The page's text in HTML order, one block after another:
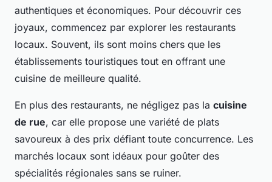
authentiques et économiques. Pour découvrir ces
joyaux, commencez par explorer les restaurants
locaux. Souvent, ils sont moins chers que les
établissements touristiques tout en offrant une
cuisine de meilleure qualité.
En plus des restaurants, ne négligez pas la cuisine
de rue, car elle propose une variété de plats
savoureux à des prix défiant toute concurrence. Les
marchés locaux sont idéaux pour goûter des
spécialités régionales sans se ruiner.